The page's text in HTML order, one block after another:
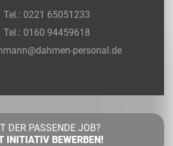
Tel.: 0221 65051233
Tel.: 0160 94459618
personal.de
DER PASSENDE JOB?
INITIATIV BEWERBEN!